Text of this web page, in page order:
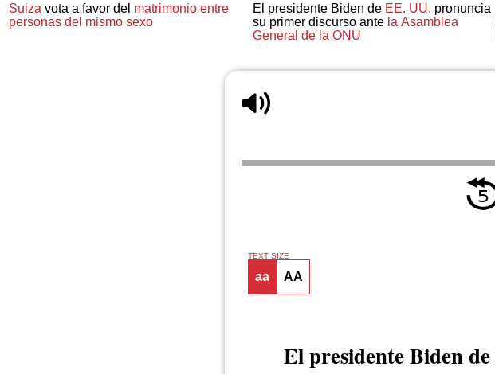
Suiza vota a favor del matrimonio entre
personas del mismo sexo
El presidente Biden de EE. UU. pronuncia
su primer discurso ante la Asamblea
General de la ONU
TEXT SIZE
aa AA
El presidente Biden de